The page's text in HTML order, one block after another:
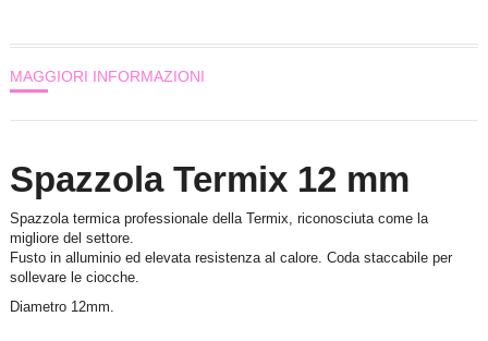
MAGGIORI INFORMAZIONI
Spazzola Termix 12 mm
Spazzola termica professionale della Termix, riconosciuta come la
migliore del settore.
Fusto in alluminio ed elevata resistenza al calore. Coda staccabile per
sollevare le ciocche.
Diametro 12mm.